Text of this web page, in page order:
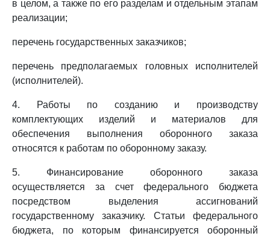
в целом, а также по его разделам и отдельным этапам
реализации;
перечень государственных заказчиков;
перечень предполагаемых головных исполнителей
(исполнителей).
4. Работы по созданию и производству
комплектующих изделий и материалов для
обеспечения выполнения оборонного заказа
относятся к работам по оборонному заказу.
5. Финансирование оборонного заказа
осуществляется за счет федерального бюджета
посредством выделения ассигнований
государственному заказчику. Статьи федерального
бюджета, по которым финансируется оборонный